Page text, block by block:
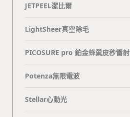
JETPEEL潔比爾
LightSheer真空除毛
PICOSURE pro 鉑金蜂巢皮秒雷射
Potenza無限電波
Stellar心動光